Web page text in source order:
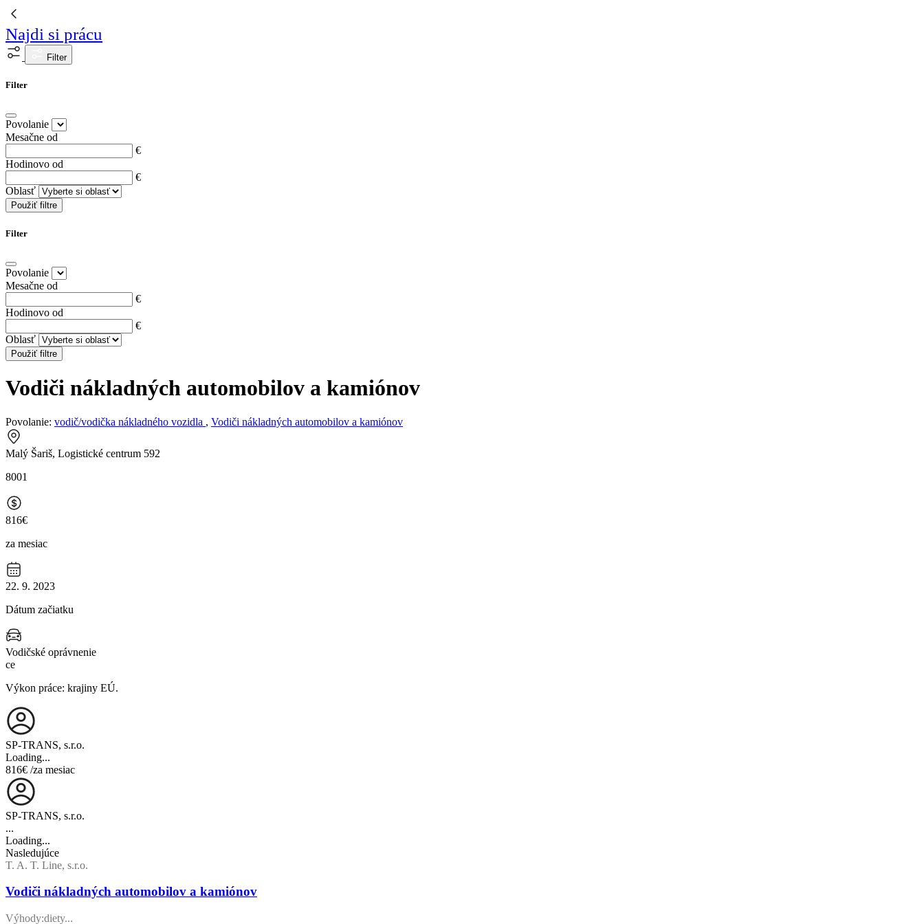
Najdi si prácu
Filter
Filter
Povolanie
Mesačne od
€
Hodinovo od
€
Oblasť
Použiť filtre
Filter
Povolanie
Mesačne od
€
Hodinovo od
€
Oblasť
Použiť filtre
Vodiči nákladných automobilov a kamiónov
Povolanie: vodič/vodička nákladného vozidla , Vodiči nákladných automobilov a kamiónov
Malý Šariš, Logistické centrum 592
8001
816€
za mesiac
22. 9. 2023
Dátum začiatku
Vodičské oprávnenie
ce
Výkon práce: krajiny EÚ.
SP-TRANS, s.r.o.
Loading...
816€ /za mesiac
SP-TRANS, s.r.o.
...
Loading...
Nasledujúce
T. A. T. Line, s.r.o.
Vodiči nákladných automobilov a kamiónov
Výhody:diety...